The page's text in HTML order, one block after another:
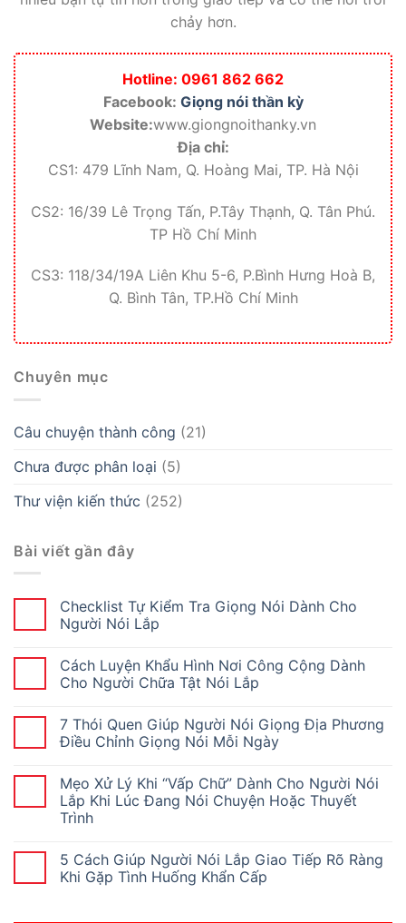
chảy hơn.
Hotline: 0961 862 662
Facebook: Giọng nói thần kỳ
Website:www.giongnoithanky.vn
Địa chỉ:
CS1: 479 Lĩnh Nam, Q. Hoàng Mai, TP. Hà Nội
CS2: 16/39 Lê Trọng Tấn, P.Tây Thạnh, Q. Tân Phú.
TP Hồ Chí Minh
CS3: 118/34/19A Liên Khu 5-6, P.Bình Hưng Hoà B,
Q. Bình Tân, TP.Hồ Chí Minh
Chuyên mục
Câu chuyện thành công (21)
Chưa được phân loại (5)
Thư viện kiến thức (252)
Bài viết gần đây
Checklist Tự Kiểm Tra Giọng Nói Dành Cho
Người Nói Lắp
Cách Luyện Khẩu Hình Nơi Công Cộng Dành
Cho Người Chữa Tật Nói Lắp
7 Thói Quen Giúp Người Nói Giọng Địa Phương
Điều Chỉnh Giọng Nói Mỗi Ngày
Mẹo Xử Lý Khi “Vấp Chữ” Dành Cho Người Nói
Lắp Khi Lúc Đang Nói Chuyện Hoặc Thuyết
Trình
5 Cách Giúp Người Nói Lắp Giao Tiếp Rõ Ràng
Khi Gặp Tình Huống Khẩn Cấp